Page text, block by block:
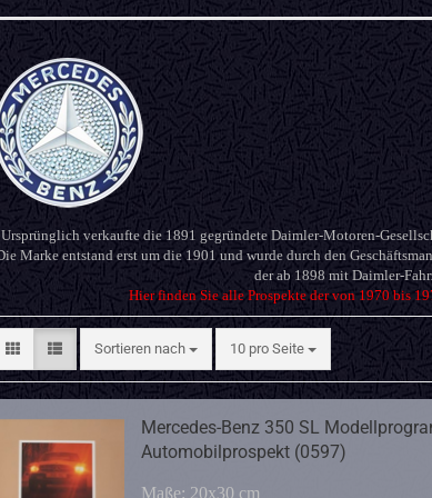
Ursprünglich verkaufte die 1891 gegründete Daimler-Motoren-
Marke entstand erst um die 1901 und wurde durch den
der ab 1898 mit Daimler-
Hier finden Sie alle Prospekte der von 1970 bis
Sortieren nach
Sortieren nach 10 pro Seite
pro Seite
Mercedes-Benz 350 SL
Automobilprospekt (0597)
Maße: 20x30 cm